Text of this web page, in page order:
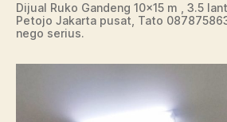
Dijual Ruko Gandeng 10×15 m , 3.5
Petojo Jakarta pusat, Tato
nego serius.